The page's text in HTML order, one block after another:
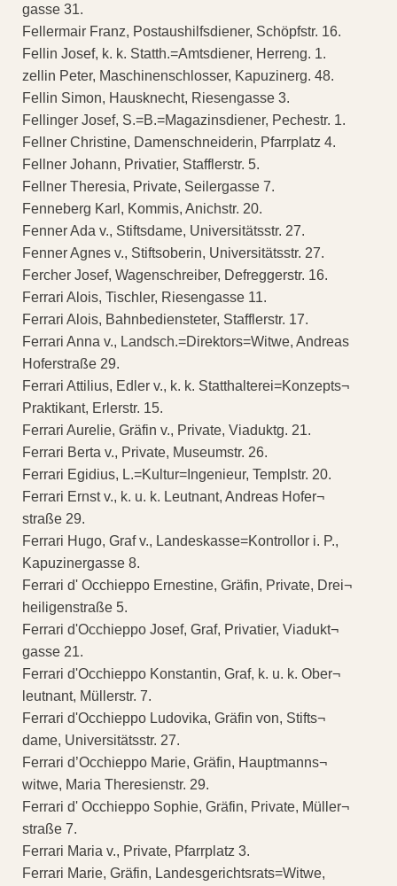
gasse 31.
Fellermair Franz, Postaushilfsdiener, Schöpfstr. 16.
Fellin Josef, k. k. Statth.=Amtsdiener, Herreng. 1.
zellin Peter, Maschinenschlosser, Kapuzinerg. 48.
Fellin Simon, Hausknecht, Riesengasse 3.
Fellinger Josef, S.=B.=Magazinsdiener, Pechestr. 1.
Fellner Christine, Damenschneiderin, Pfarrplatz 4.
Fellner Johann, Privatier, Stafflerstr. 5.
Fellner Theresia, Private, Seilergasse 7.
Fenneberg Karl, Kommis, Anichstr. 20.
Fenner Ada v., Stiftsdame, Universitätsstr. 27.
Fenner Agnes v., Stiftsoberin, Universitätsstr. 27.
Fercher Josef, Wagenschreiber, Defreggerstr. 16.
Ferrari Alois, Tischler, Riesengasse 11.
Ferrari Alois, Bahnbediensteter, Stafflerstr. 17.
Ferrari Anna v., Landsch.=Direktors=Witwe, Andreas
Hoferstraße 29.
Ferrari Attilius, Edler v., k. k. Statthalterei=Konzepts¬
Praktikant, Erlerstr. 15.
Ferrari Aurelie, Gräfin v., Private, Viaduktg. 21.
Ferrari Berta v., Private, Museumstr. 26.
Ferrari Egidius, L.=Kultur=Ingenieur, Templstr. 20.
Ferrari Ernst v., k. u. k. Leutnant, Andreas Hofer¬
straße 29.
Ferrari Hugo, Graf v., Landeskasse=Kontrollor i. P.,
Kapuzinergasse 8.
Ferrari d' Occhieppo Ernestine, Gräfin, Private, Drei¬
heiligenstraße 5.
Ferrari d'Occhieppo Josef, Graf, Privatier, Viadukt¬
gasse 21.
Ferrari d'Occhieppo Konstantin, Graf, k. u. k. Ober¬
leutnant, Müllerstr. 7.
Ferrari d'Occhieppo Ludovika, Gräfin von, Stifts¬
dame, Universitätsstr. 27.
Ferrari d’Occhieppo Marie, Gräfin, Hauptmanns¬
witwe, Maria Theresienstr. 29.
Ferrari d' Occhieppo Sophie, Gräfin, Private, Müller¬
straße 7.
Ferrari Maria v., Private, Pfarrplatz 3.
Ferrari Marie, Gräfin, Landesgerichtsrats=Witwe,